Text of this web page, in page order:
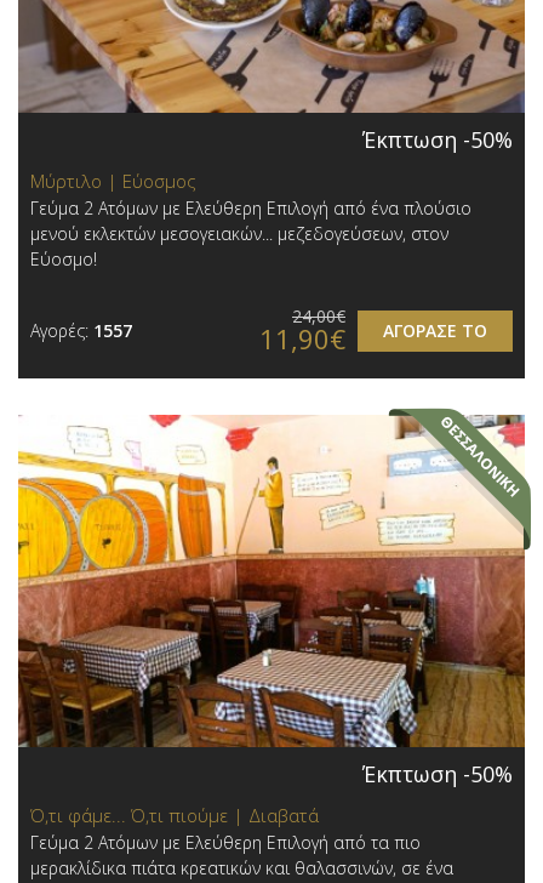
Έκπτωση -50%
Μύρτιλο | Εύοσμος
Γεύμα 2 Ατόμων με Ελεύθερη Επιλογή από ένα πλούσιο
μενού εκλεκτών μεσογειακών... μεζεδογεύσεων, στον
Εύοσμο!
Αγορές: 1557 ΑΓΟΡΑΣΕ ΤΟ
24,00€
11,90€
Έκπτωση -50%
Ό,τι φάμε... Ό,τι πιούμε | Διαβατά
Γεύμα 2 Ατόμων με Ελεύθερη Επιλογή από τα πιο
μερακλίδικα πιάτα κρεατικών και θαλασσινών, σε ένα